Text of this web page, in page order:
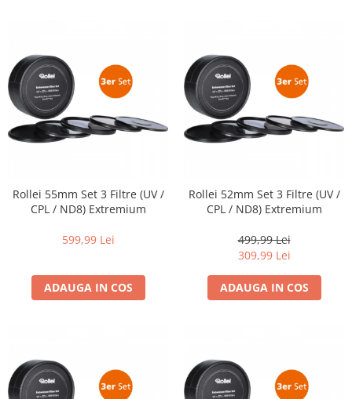
Genti foto
Genti Holster TopLoader
Genti, Troller Video
Rucsacuri Foto
Hamuri si Centuri foto
Hand Strap / Grip
Troller
Video / Camere si accesorii
Camere video profesionale
Rollei 55mm Set 3 Filtre (UV /
CPL / ND8) Extremium
599,99 Lei
ADAUGA IN COS
Rollei 52mm Set 3 Filtre (UV /
CPL / ND8) Extremium
499,99 Lei
309,99 Lei
ADAUGA IN COS